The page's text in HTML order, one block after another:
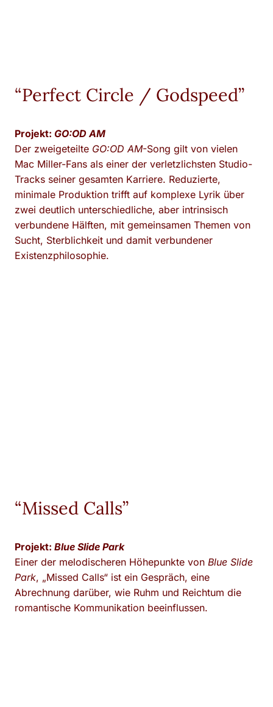
“Perfect Circle / Godspeed”
Projekt: GO:OD AM
Der zweigeteilte GO:OD AM-Song gilt von vielen
Mac Miller-Fans als einer der verletzlichsten Studio-
Tracks seiner gesamten Karriere. Reduzierte,
minimale Produktion trifft auf komplexe Lyrik über
zwei deutlich unterschiedliche, aber intrinsisch
verbundene Hälften, mit gemeinsamen Themen von
Sucht, Sterblichkeit und damit verbundener
Existenzphilosophie.
“Missed Calls”
Projekt: Blue Slide Park
Einer der melodischeren Höhepunkte von Blue Slide
Park, „Missed Calls“ ist ein Gespräch, eine
Abrechnung darüber, wie Ruhm und Reichtum die
romantische Kommunikation beeinflussen.